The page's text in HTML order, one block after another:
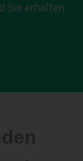
Sie erhalten